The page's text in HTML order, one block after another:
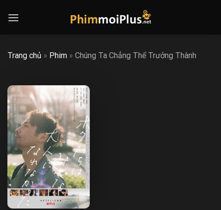
Trang chủ » Phim » Chúng Ta Chẳng Thể Trưởng Thành